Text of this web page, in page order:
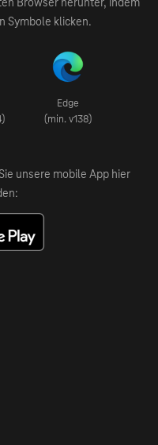
Browser herunter, indem
Symbole klicken.
Edge
(min. v138)
unsere mobile App hier